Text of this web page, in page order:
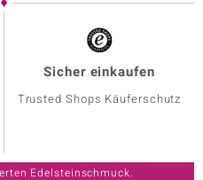
Sicher einkaufen
Trusted Shops Käuferschutz
Edelsteinschmuck.